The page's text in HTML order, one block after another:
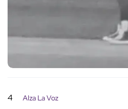
4 Alza La Voz